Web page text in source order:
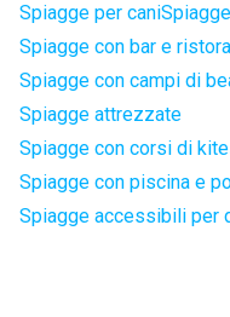
Spiagge per cani
Spiagge con bar e
Spiagge con campi di
Spiagge attrezzate
Spiagge con corsi di
Spiagge con piscina e
Spiagge accessibili per